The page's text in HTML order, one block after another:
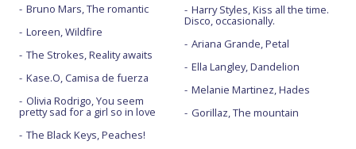
Bruno Mars, The romantic
Loreen, Wildfire
The Strokes, Reality awaits
Kase.O, Camisa de fuerza
Olivia Rodrigo, You seem
pretty sad for a girl so in love
The Black Keys, Peaches!
Harry Styles, Kiss all the time.
Disco, occasionally.
Ariana Grande, Petal
Ella Langley, Dandelion
Melanie Martinez, Hades
Gorillaz, The mountain